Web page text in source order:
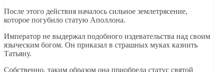
После этого действия началось сильное землетрясение,
которое погубило статую Аполлона.
Император не выдержал подобного издевательства над своим
языческим богом. Он приказал в страшных муках казнить
Татьяну.
Собственно, таким образом она приобрела статус святой